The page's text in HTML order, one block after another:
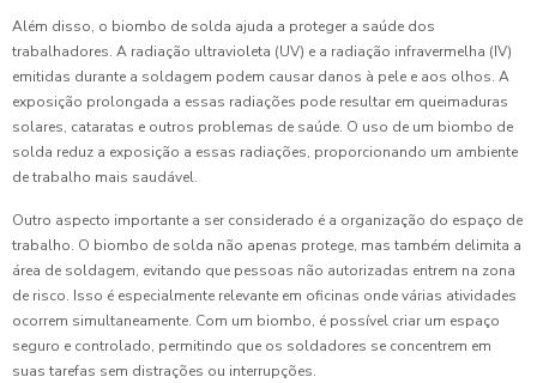
Além disso, o biombo de solda ajuda a proteger a saúde dos
trabalhadores. A radiação ultravioleta (UV) e a radiação infravermelha (IV)
emitidas durante a soldagem podem causar danos à pele e aos olhos. A
exposição prolongada a essas radiações pode resultar em queimaduras
solares, cataratas e outros problemas de saúde. O uso de um biombo de
solda reduz a exposição a essas radiações, proporcionando um ambiente
de trabalho mais saudável.
Outro aspecto importante a ser considerado é a organização do espaço de
trabalho. O biombo de solda não apenas protege, mas também delimita a
área de soldagem, evitando que pessoas não autorizadas entrem na zona
de risco. Isso é especialmente relevante em oficinas onde várias atividades
ocorrem simultaneamente. Com um biombo, é possível criar um espaço
seguro e controlado, permitindo que os soldadores se concentrem em
suas tarefas sem distrações ou interrupções.